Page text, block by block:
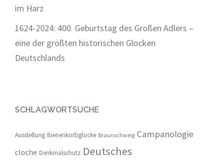
im Harz
1624-2024: 400. Geburtstag des Großen Adlers –
eine der größten historischen Glocken
Deutschlands
SCHLAGWORTSUCHE
Ausstellung Bienenkorbglocke Braunschweig Campanologie
cloche Denkmalschutz Deutsches